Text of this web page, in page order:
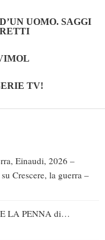
UOMO. SAGGI
TV!
Einaudi, 2026 –
su Crescere, la guerra –
LA PENNA di…